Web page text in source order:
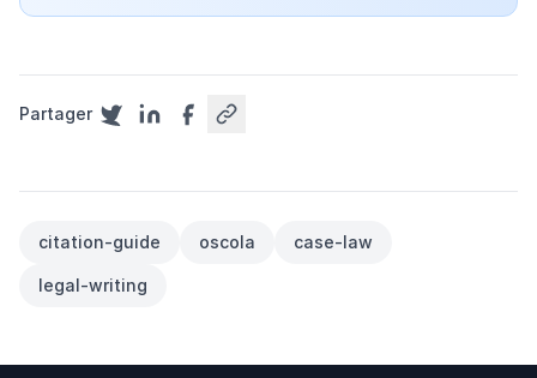
Partager
citation-guide oscola case-law
legal-writing